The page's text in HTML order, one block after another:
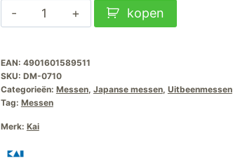
Kai
Shun
Uitbeenmes-
15cm
aantal
kopen
EAN: 4901601589511
SKU: DM-0710
Categorieën: Messen, Japanse messen, Uitbeenmessen
Tag: Messen
Merk: Kai